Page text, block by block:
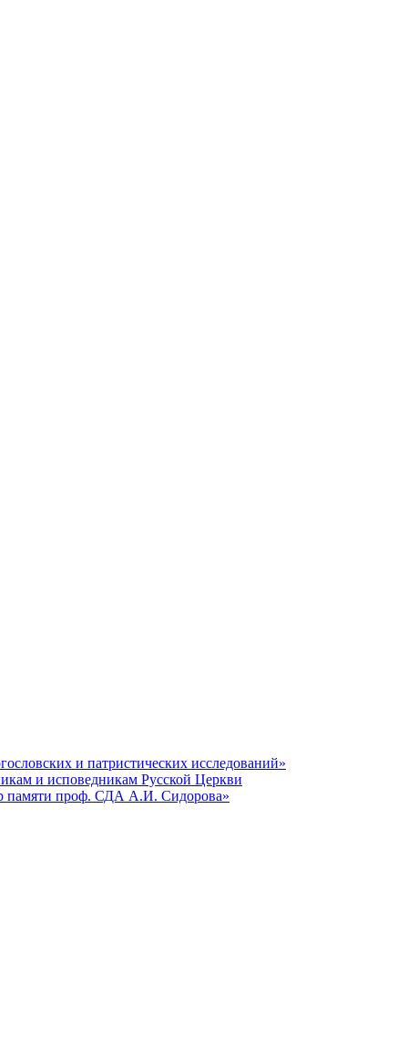
и патристических исследований»
и исповедникам Русской Церкви
памяти проф. СДА А.И. Сидорова»